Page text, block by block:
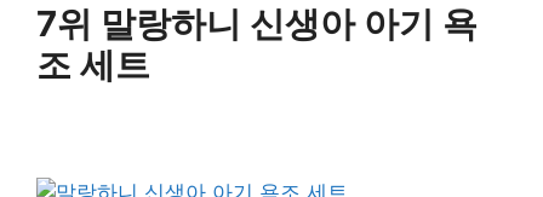
7위 말랑하니 신생아 아기 욕
조 세트